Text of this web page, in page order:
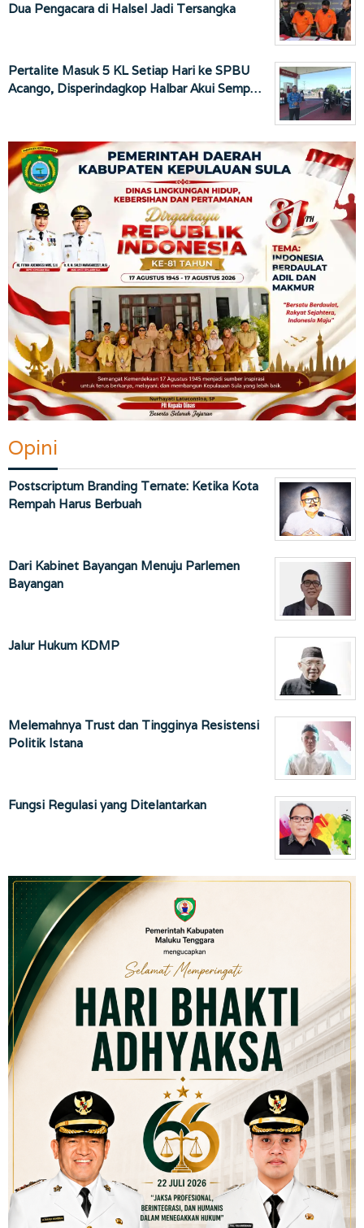
Dua Pengacara di Halsel Jadi Tersangka
Pertalite Masuk 5 KL Setiap Hari ke SPBU
Acango, Disperindagkop Halbar Akui Semp…
Opini
Postscriptum Branding Ternate: Ketika Kota
Rempah Harus Berbuah
Dari Kabinet Bayangan Menuju Parlemen
Bayangan
Jalur Hukum KDMP
Melemahnya Trust dan Tingginya Resistensi
Politik Istana
Fungsi Regulasi yang Ditelantarkan